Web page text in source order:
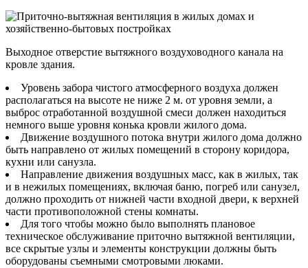
Выходное отверстие вытяжного воздуховодного канала на
кровле здания.
Уровень забора чистого атмосферного воздуха должен
располагаться на высоте не ниже 2 м. от уровня земли, а
выброс отработанной воздушной смеси должен находиться
немного выше уровня конька кровли жилого дома.
Движение воздушного потока внутри жилого дома должно
быть направлено от жилых помещений в сторону коридора,
кухни или санузла.
Направление движения воздушных масс, как в жилых, так
и в нежилых помещениях, включая баню, погреб или санузел,
должно проходить от нижней части входной двери, к верхней
части противоположной стены комнаты.
Для того чтобы можно было выполнять плановое
техническое обслуживание приточно вытяжной вентиляции,
все скрытые узлы и элементы конструкции должны быть
оборудованы съемными смотровыми люками.